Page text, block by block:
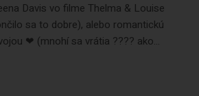
Davis vo filme Thelma & Louise
sa to dobre), alebo romantickú
❤ (mnohí sa vrátia ???? ako...